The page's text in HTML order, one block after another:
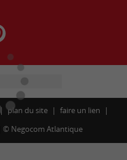
plan du site
faire un lien
© Negocom Atlantique